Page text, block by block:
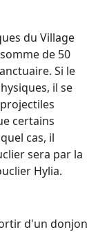
du Village
de 50
Si le
il se
certains
cas, il
sera par la
Hylia.
d'un donjon